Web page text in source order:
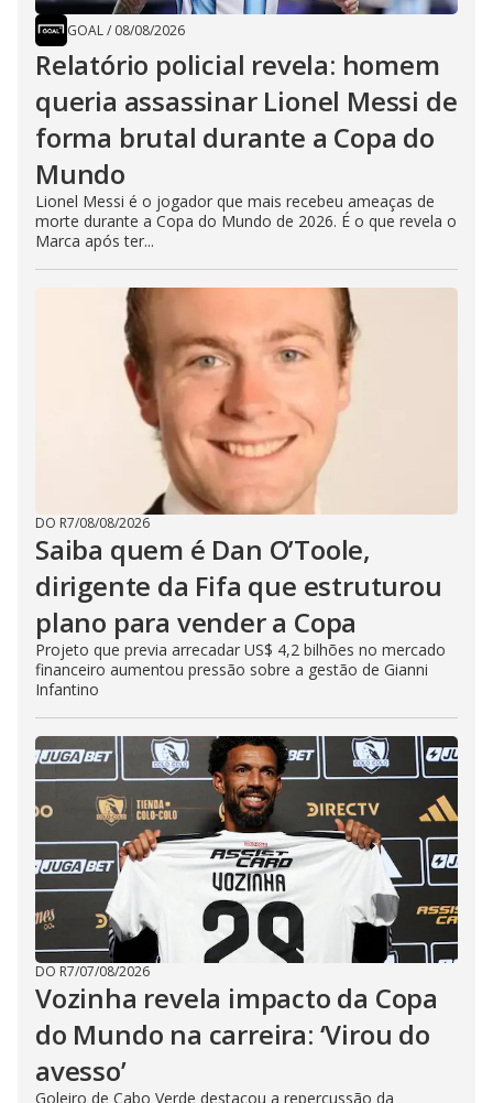
GOAL/ 08/08/2026
Relatório policial revela: homem
queria assassinar Lionel Messi de
forma brutal durante a Copa do
Mundo
Lionel Messi é o jogador que mais recebeu ameaças de
morte durante a Copa do Mundo de 2026. É o que revela o
Marca após ter...
DO R7/08/08/2026
Saiba quem é Dan O’Toole,
dirigente da Fifa que estruturou
plano para vender a Copa
Projeto que previa arrecadar US$ 4,2 bilhões no mercado
financeiro aumentou pressão sobre a gestão de Gianni
Infantino
DO R7/07/08/2026
Vozinha revela impacto da Copa
do Mundo na carreira: ‘Virou do
avesso’
Goleiro de Cabo Verde destacou a repercussão da